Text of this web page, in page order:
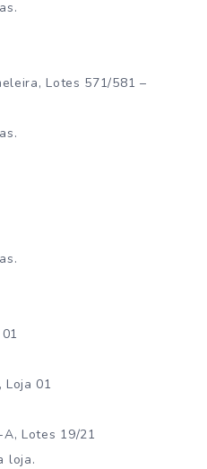
Lotes 571/581 –
Loja 01
A, Lotes 19/21
loja.